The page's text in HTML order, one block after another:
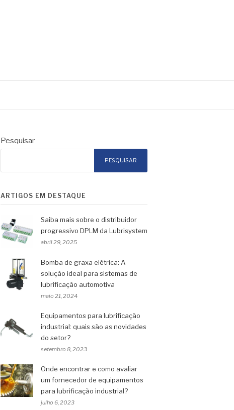
Pesquisar
PESQUISAR
ARTIGOS EM DESTAQUE
Saiba mais sobre o distribuidor
progressivo DPLM da Lubrisystem
abril 29, 2025
Bomba de graxa elétrica: A
solução ideal para sistemas de
lubrificação automotiva
maio 21, 2024
Equipamentos para lubrificação
industrial: quais são as novidades
do setor?
setembro 8, 2023
Onde encontrar e como avaliar
um fornecedor de equipamentos
para lubrificação industrial?
julho 6, 2023